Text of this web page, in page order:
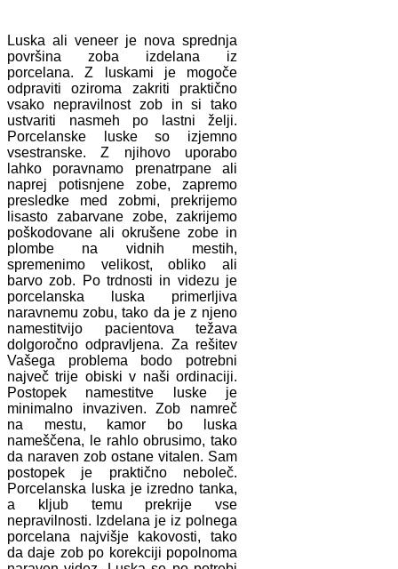
Luska ali veneer je nova sprednja
površina zoba izdelana iz
porcelana. Z luskami je mogoče
odpraviti oziroma zakriti praktično
vsako nepravilnost zob in si tako
ustvariti nasmeh po lastni želji.
Porcelanske luske so izjemno
vsestranske. Z njihovo uporabo
lahko poravnamo prenatrpane ali
naprej potisnjene zobe, zapremo
presledke med zobmi, prekrijemo
lisasto zabarvane zobe, zakrijemo
poškodovane ali okrušene zobe in
plombe na vidnih mestih,
spremenimo velikost, obliko ali
barvo zob. Po trdnosti in videzu je
porcelanska luska primerljiva
naravnemu zobu, tako da je z njeno
namestitvijo pacientova težava
dolgoročno odpravljena. Za rešitev
Vašega problema bodo potrebni
največ trije obiski v naši ordinaciji.
Postopek namestitve luske je
minimalno invaziven. Zob namreč
na mestu, kamor bo luska
nameščena, le rahlo obrusimo, tako
da naraven zob ostane vitalen. Sam
postopek je praktično neboleč.
Porcelanska luska je izredno tanka,
a kljub temu prekrije vse
nepravilnosti. Izdelana je iz polnega
porcelana najvišje kakovosti, tako
da daje zob po korekciji popolnoma